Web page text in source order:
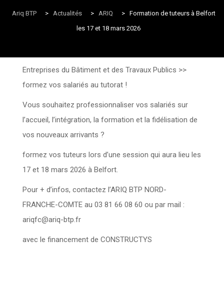
Ariq BTP > Actualités > ARIQ > Formation de tuteurs à Belfort
les 17 et 18 mars 2026
Entreprises du Bâtiment et des Travaux Publics >>
formez vos salariés au tutorat !
Vous souhaitez professionnaliser vos salariés sur
l’accueil, l’intégration, la formation et la fidélisation de
vos nouveaux arrivants ?
formez vos tuteurs lors d’une session qui aura lieu les
17 et 18 mars 2026 à Belfort.
Pour + d’infos, contactez l’ARIQ BTP NORD-
FRANCHE-COMTE au 03 81 66 08 60 ou par mail :
ariqfc@ariq-btp.fr
avec le financement de CONSTRUCTYS